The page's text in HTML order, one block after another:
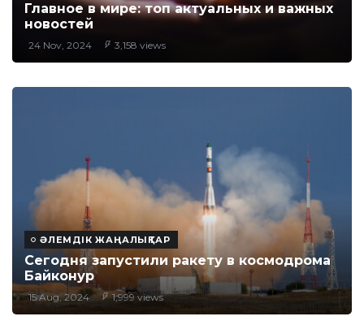
Главное в мире: топ актуальных и важных
новостей
24 Nov, 2024 3,158 views
ӘЛЕМДІК ЖАҢАЛЫҚТАР
Сегодня запустили ракету в космодрома
Байконур
15 Aug, 2024 1,999 views